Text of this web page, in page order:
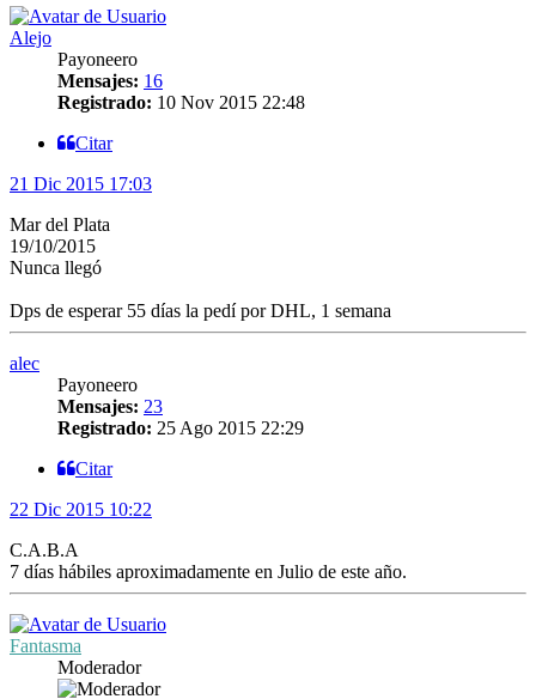
Alejo
Payoneero
Mensajes: 16
Registrado: 10 Nov 2015 22:48
Citar
21 Dic 2015 17:03
Mar del Plata
19/10/2015
Nunca llegó
Dps de esperar 55 días la pedí por DHL, 1 semana
alec
Payoneero
Mensajes: 23
Registrado: 25 Ago 2015 22:29
Citar
22 Dic 2015 10:22
C.A.B.A
7 días hábiles aproximadamente en Julio de este año.
Fantasma
Moderador